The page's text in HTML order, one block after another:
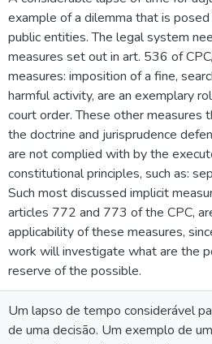
example of a dilemma that is
public entities. The legal system
measures set out in art. 536 of
measures: imposition of a fine,
harmful activity, are an exemplary
court order. These other measures
the doctrine and jurisprudence
are not complied with by the
constitutional principles, such as:
Such most discussed implicit
articles 772 and 773 of the CPC,
applicability of these measures,
work will investigate what are the
reserve of the possible.
Um lapso de tempo considerável
de uma decisão. Um exemplo de